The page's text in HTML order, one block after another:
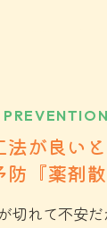
が良い
『薬剤散
切れて不安だ